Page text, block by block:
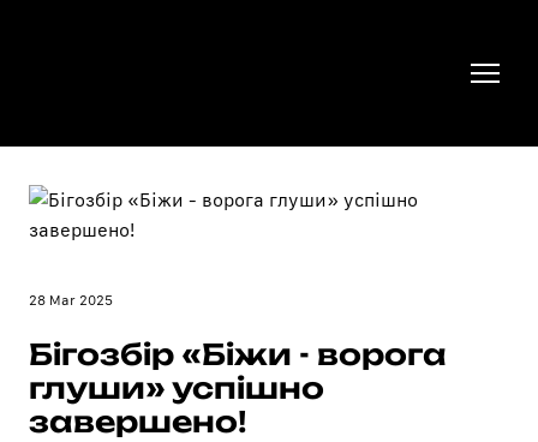
28 Mar 2025
Бігозбір «Біжи - ворога
глуши» успішно
завершено!